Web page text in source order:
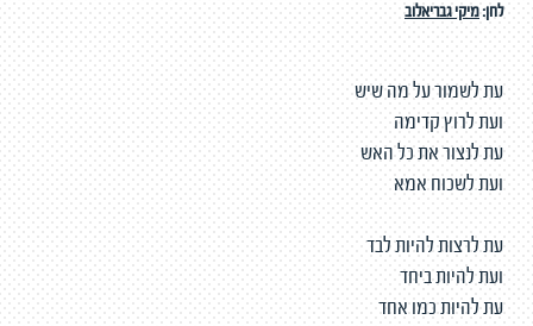
לחן:מיקי גבריאלוב
עת לשמור על מה שיש
ועת לרוץ קדימה
עת לנצור את כל האש
ועת לשכוח אמא
עת לרצות להיות לבד
ועת להיות ביחד
עת להיות כמו אחד